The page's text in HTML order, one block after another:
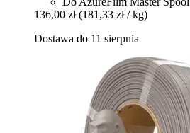
136,00 zł (181,33 zł / kg)
Dostawa do 11 sierpnia